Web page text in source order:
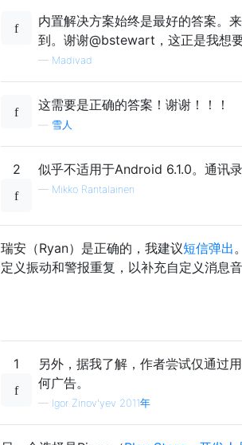
内置解决方案始终是最好的答案。
到。谢谢@bstewart，这正是我想
— Madivad
这需要是正确的答案！谢谢！！！
雪人
2 似乎不适用于Android 6.1.0。通讯
— Mikko Rantalainen
瑞安（Ryan）是正确的，我建议短信弹出
定义振动和警报重复，以补充自定义消息
1
另外，据我了解，作者尝试仅通过
何广告。
— Igor Zinov'yev 2011年